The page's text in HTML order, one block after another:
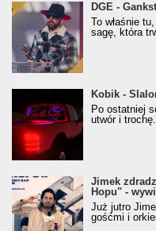
donGURALesko z
Klasyczny/
(Popkillery 2023)
DGE -
To właśnie
sagę, która
Kobik - Slalom ft.
[Official Music
Kobik -
Po ostatniej
utwór i trochę...
Jimek zdradza
Hopu" - wywiad
Jimek
Hopu" -
Już jutro
gośćmi i